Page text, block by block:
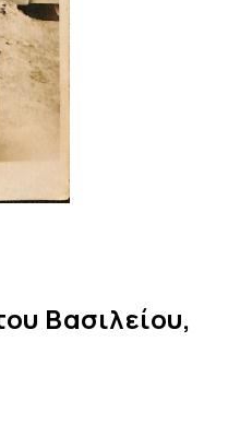
Βασιλείου,